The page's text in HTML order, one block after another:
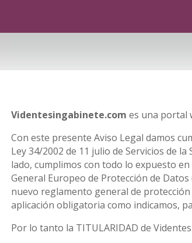
Videntesingabinete.com es una portal
Con este presente Aviso Legal damos
Ley 34/2002 de 11 julio de Servicios de
lado, cumplimos con todo lo expuesto
General Europeo de Protección de Datos
nuevo reglamento general de
aplicación obligatoria como indicamos,
Por lo tanto la TITULARIDAD de